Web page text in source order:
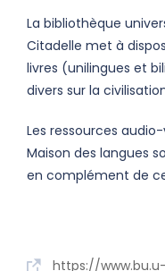
La bibliothèque
Citadelle met à
livres (unilingues et
divers sur la
Les ressources
Maison des langues
en complément de
https://